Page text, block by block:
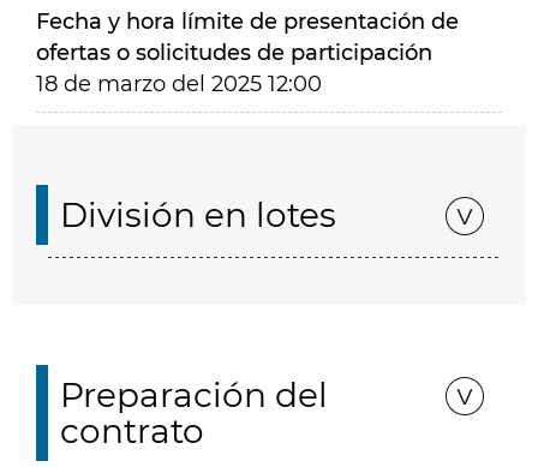
Fecha y hora límite de presentación de
ofertas o solicitudes de participación
18 de marzo del 2025 12:00
División en lotes
Preparación del
contrato